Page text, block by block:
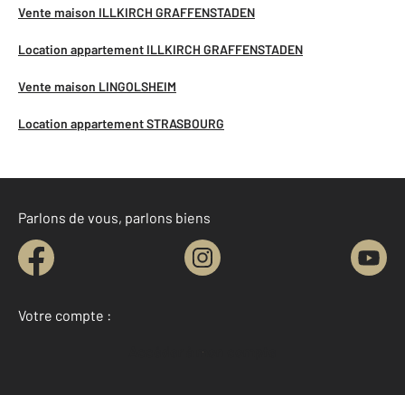
Vente maison ILLKIRCH GRAFFENSTADEN
Location appartement ILLKIRCH GRAFFENSTADEN
Vente maison LINGOLSHEIM
Location appartement STRASBOURG
Parlons de vous, parlons biens
Votre compte :
Accéder à mon compte